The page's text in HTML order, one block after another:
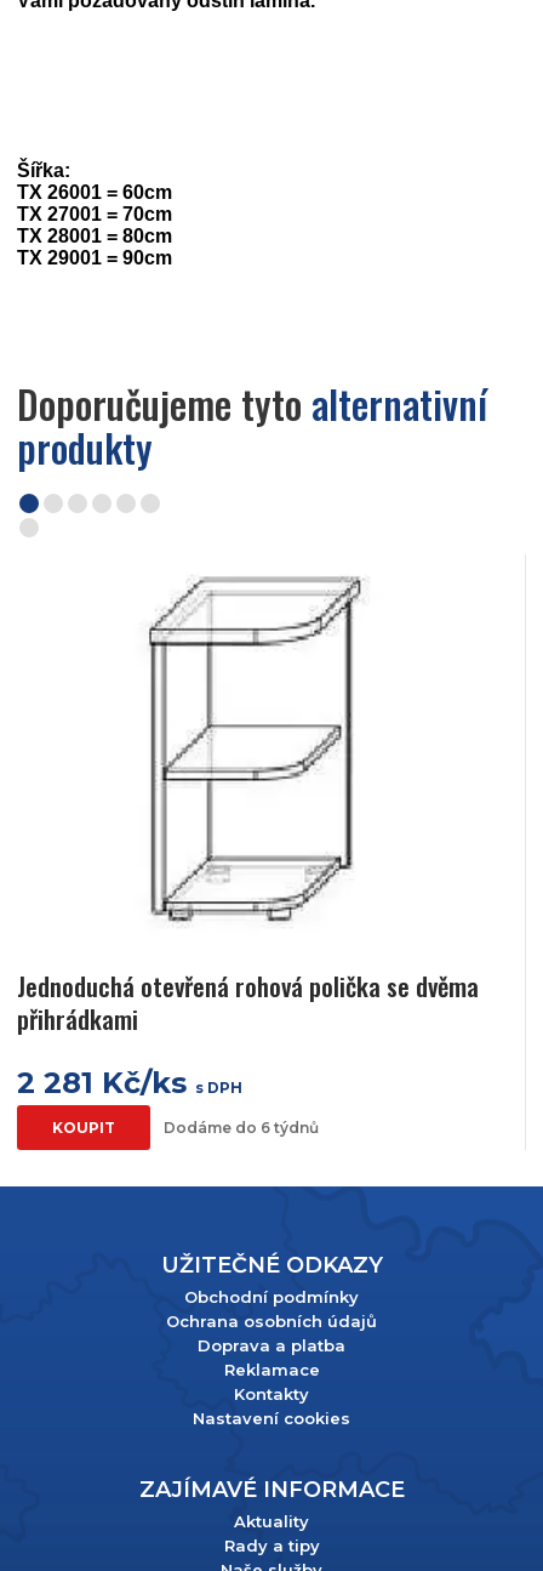
Šířka:
TX 26001 = 60cm
TX 27001 = 70cm
TX 28001 = 80cm
TX 29001 = 90cm
Doporučujeme tyto alternativní
produkty
Jednoduchá otevřená rohová polička se dvěma
přihrádkami
2 281 Kč/ks s DPH
KOUPIT Dodáme do 6 týdnů
UŽITEČNÉ ODKAZY
Obchodní podmínky
Ochrana osobních údajů
Doprava a platba
Reklamace
Kontakty
Nastavení cookies
ZAJÍMAVÉ INFORMACE
Aktuality
Rady a tipy